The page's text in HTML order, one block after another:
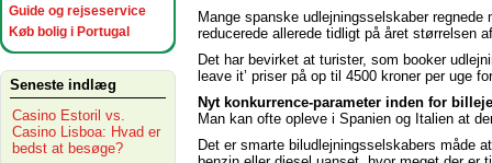
Guide og rejseservice
Køb bolig i Portugal
Seneste indlæg
Casino Estoril vs.
Casino Lisboa: Hvad er
bedst at besøge?
Mange spanske udlejningsselskaber
reducerede allerede tidligt på året størrelsen
Det har bevirket at turister, som booker
leave it’ priser på op til 4500 kroner per uge
Nyt konkurrence-parameter inden for
Man kan ofte opleve i Spanien og Italien at
Det er smarte biludlejningsselskabers måde